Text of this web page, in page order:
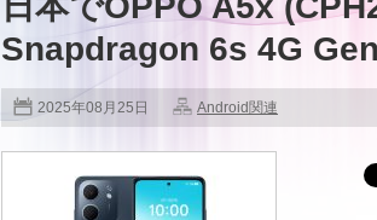
Snapdragon 6s 4G
2025年08月25日 Android関連